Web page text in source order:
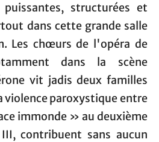
structurées et
dans cette grande salle
Les chœurs de l'opéra de
dans la scène
vit jadis deux familles
violence paroxystique entre
immonde » au deuxième
contribuent sans aucun